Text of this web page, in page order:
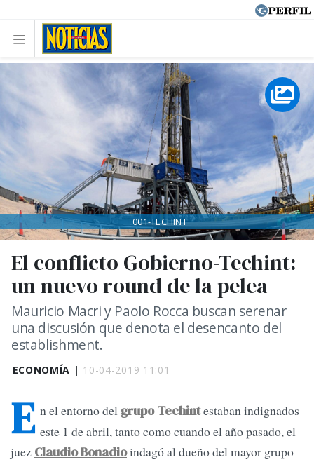
ECONOMÍA | 10-04-2019 11:01
El conflicto Gobierno-Techint:
un nuevo round de la pelea
Mauricio Macri y Paolo Rocca buscan serenar
una discusión que denota el desencanto del
establishment.
001-TECHINT
E n el entorno del grupo Techintestaban indignados
este 1 de abril, tanto como cuando el año pasado, el
juez Claudio Bonadioindagó al dueño del mayor grupo